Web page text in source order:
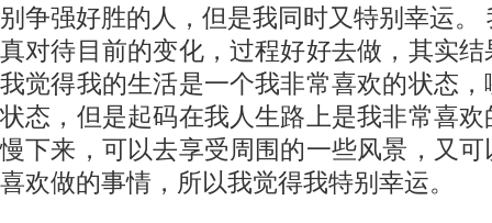
别争强好胜的人，但是我同时又特别幸运。
真对待目前的变化，过程好好去做，其实
我觉得我的生活是一个我非常喜欢的状态
状态，但是起码在我人生路上是我非常喜
慢下来，可以去享受周围的一些风景，又
喜欢做的事情，所以我觉得我特别幸运。